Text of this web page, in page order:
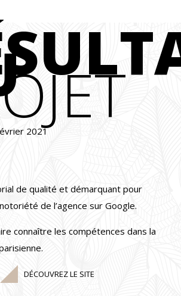
2021
de qualité et démarquant pour
de l’agence sur Google.
connaître les compétences dans la
DÉCOUVREZ LE SITE